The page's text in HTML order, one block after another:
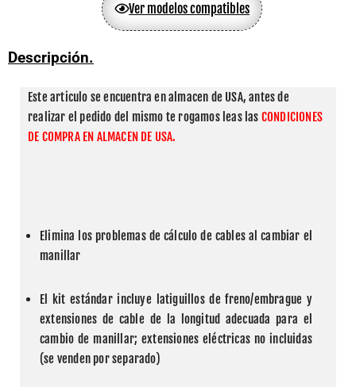
Ver modelos compatibles
Descripción.
Este articulo se encuentra en almacen de USA, antes de
realizar el pedido del mismo te rogamos leas las CONDICIONES
DE COMPRA EN ALMACEN DE USA.
Elimina los problemas de cálculo de cables al cambiar el
manillar
El kit estándar incluye latiguillos de freno/embrague y
extensiones de cable de la longitud adecuada para el
cambio de manillar; extensiones eléctricas no incluidas
(se venden por separado)